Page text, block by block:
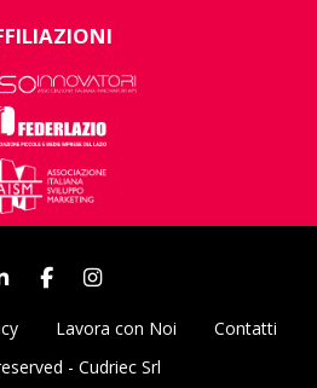
Lavora con Noi
Contatti
- Cudriec Srl